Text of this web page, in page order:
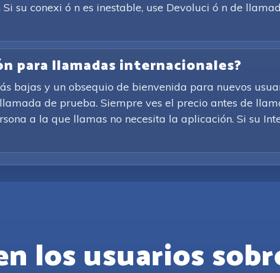
su conexi ó n es inestable, use Devoluci ó n de
para llamadas internacionales?
bajas y un obsequio de bienvenida para nuevos
de prueba. Siempre ves el precio antes de
a la que llamas no necesita la aplicación. Si su
los usuarios